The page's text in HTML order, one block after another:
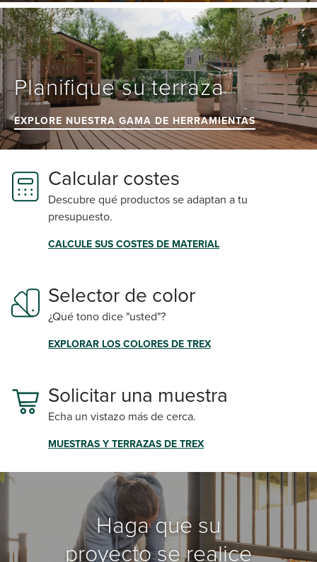
Planifique su terraza
EXPLORE NUESTRA GAMA DE HERRAMIENTAS
Calcular costes
Descubre qué productos se adaptan a tu
presupuesto.
CALCULE SUS COSTES DE MATERIAL
Selector de color
¿Qué tono dice "usted"?
EXPLORAR LOS COLORES DE TREX
Solicitar una muestra
Echa un vistazo más de cerca.
MUESTRAS Y TERRAZAS DE TREX
Haga que su
proyecto se realice